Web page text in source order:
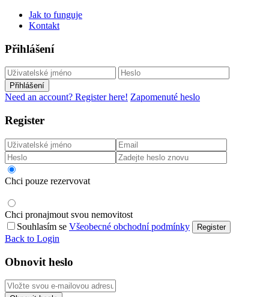
Jak to funguje
Kontakt
Přihlášení
Přihlášení
Need an account? Register here! Zapomenuté heslo
Register
Chci pouze rezervovat
Chci pronajmout svou nemovitost
Souhlasím se Všeobecné obchodní podmínky Register
Back to Login
Obnovit heslo